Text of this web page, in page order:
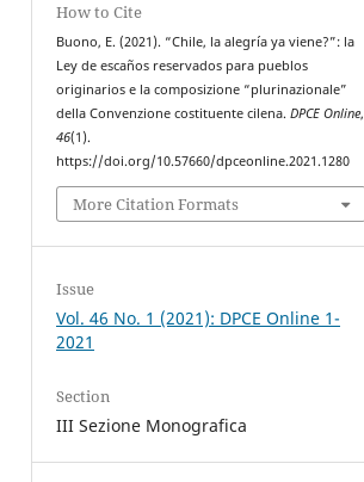
How to Cite
Buono, E. (2021). “Chile, la alegría ya viene?”: la
Ley de escaños reservados para pueblos
originarios e la composizione “plurinazionale”
della Convenzione costituente cilena.DPCE Online,
46(1).
https://doi.org/10.57660/dpceonline.2021.1280
More Citation Formats
Issue
Vol. 46 No. 1 (2021): DPCE Online 1-
2021
Section
III Sezione Monografica